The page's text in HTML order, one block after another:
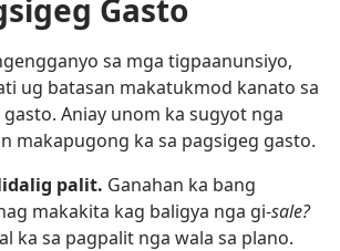
Gasto
sa mga tigpaanunsiyo,
ug batasan makatukmod kanato sa
Aniay unom ka sugyot nga
makapugong ka sa pagsigeg gasto.
palit. Ganahan ka bang
makakita kag baligya nga gi-sale?
ka sa pagpalit nga wala sa plano.